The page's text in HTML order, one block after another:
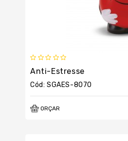
Anti-Estresse
Cód: SGAES-8070
ORÇAR